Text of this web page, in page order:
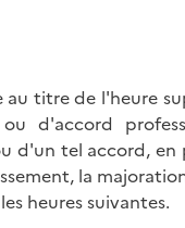
au titre de l'heure
d'accord
d'un tel accord, en
la
heures suivantes.